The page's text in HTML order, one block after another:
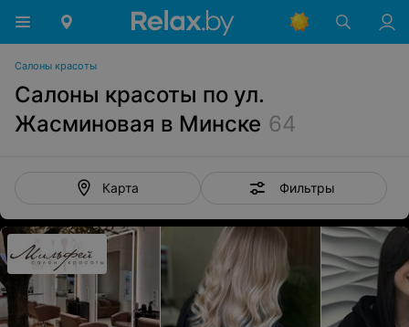
Салоны красоты
Салоны красоты по ул.
Жасминовая в Минске 64
Карта Фильтры